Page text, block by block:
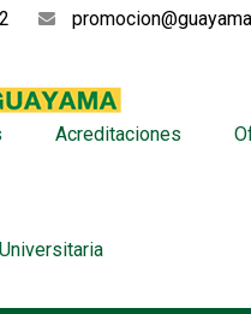
Acreditaciones